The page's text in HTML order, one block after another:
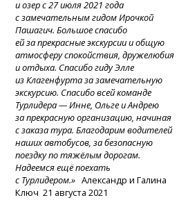
и озер с 27 июля 2021 года
с замечательным гидом Ирочкой
Пашагич. Большое спасибо
ей за прекрасные экскурсии и общую
атмосферу спокойствия, дружелюбия
и отдыха. Спасибо гиду Элле
из Клагенфурта за замечательную
экскурсию. Спасибо всей команде
Турлидера — Инне, Ольге и Андрею
за прекрасную организацию, начиная
с заказа тура. Благодарим водителей
наших автобусов, за безопасную
поездку по тяжёлым дорогам.
Надеемся ещё поехать
с Турлидером.» Александр и Галина
Ключ 21 августа 2021